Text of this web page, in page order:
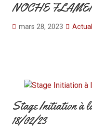
NOCHE
mars 28, 2023
Stage Initiation à
18/02/23